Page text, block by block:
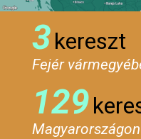
3kereszt
Fejér
129
Magyarországon